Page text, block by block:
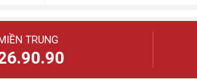
TRUNG